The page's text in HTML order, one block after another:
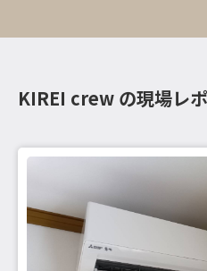
KIREI crew の現場レ